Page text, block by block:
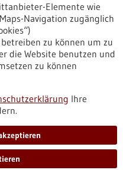
Elemente wie
Navigation zugänglich
zu können um zu
die Website benutzen und
zu können
Ihre